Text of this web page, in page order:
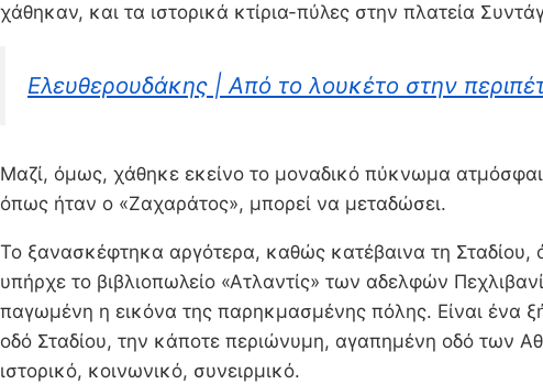
χάθηκαν, και τα ιστορικά κτίρια-πύλες στην πλατεία
Ελευθερουδάκης | Από το λουκέτο στην
Μαζί, όμως, χάθηκε εκείνο το μοναδικό πύκνωμα
όπως ήταν ο «Ζαχαράτος», μπορεί να μεταδώσει.
Το ξανασκέφτηκα αργότερα, καθώς κατέβαινα τη Σταδίου,
υπήρχε το βιβλιοπωλείο «Ατλαντίς» των αδελφών
παγωμένη η εικόνα της παρηκμασμένης πόλης. Είναι ένα
οδό Σταδίου, την κάποτε περιώνυμη, αγαπημένη οδό των
ιστορικό, κοινωνικό, συνειρμικό.